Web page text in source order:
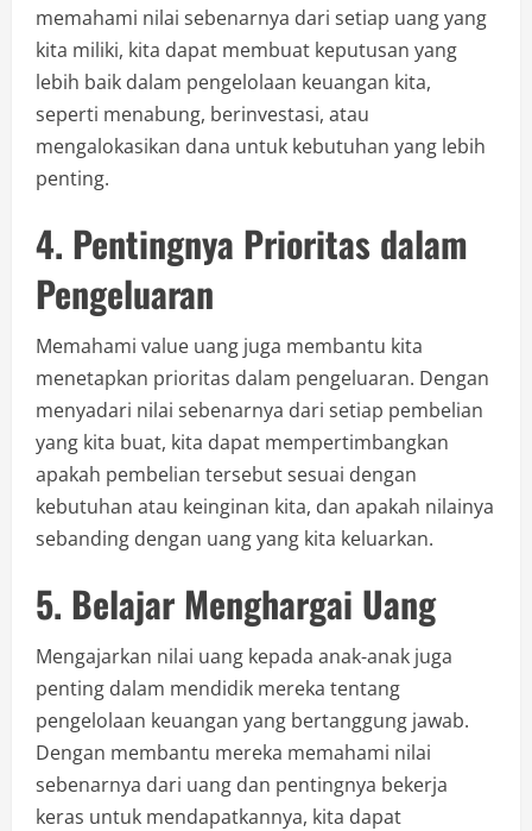
memahami nilai sebenarnya dari setiap uang yang
kita miliki, kita dapat membuat keputusan yang
lebih baik dalam pengelolaan keuangan kita,
seperti menabung, berinvestasi, atau
mengalokasikan dana untuk kebutuhan yang lebih
penting.
4. Pentingnya Prioritas dalam
Pengeluaran
Memahami value uang juga membantu kita
menetapkan prioritas dalam pengeluaran. Dengan
menyadari nilai sebenarnya dari setiap pembelian
yang kita buat, kita dapat mempertimbangkan
apakah pembelian tersebut sesuai dengan
kebutuhan atau keinginan kita, dan apakah nilainya
sebanding dengan uang yang kita keluarkan.
5. Belajar Menghargai Uang
Mengajarkan nilai uang kepada anak-anak juga
penting dalam mendidik mereka tentang
pengelolaan keuangan yang bertanggung jawab.
Dengan membantu mereka memahami nilai
sebenarnya dari uang dan pentingnya bekerja
keras untuk mendapatkannya, kita dapat